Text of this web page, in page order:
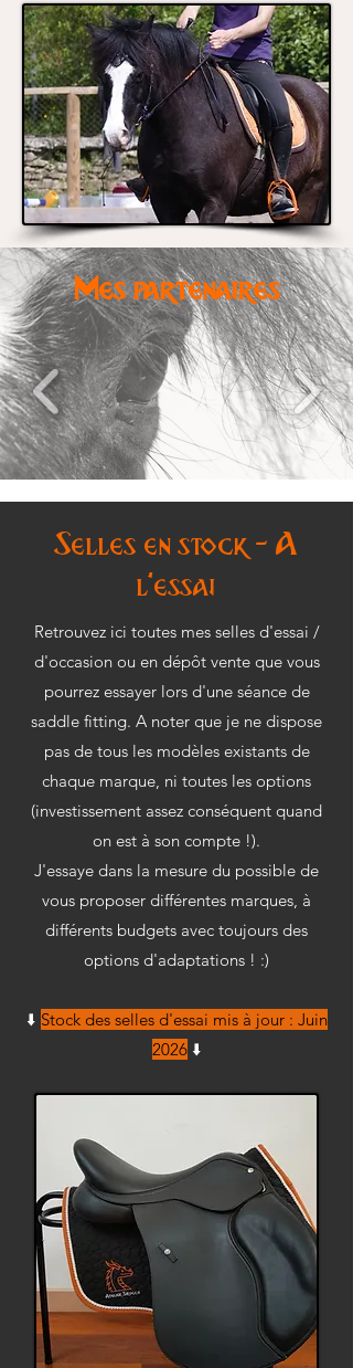
Mes partenaires
Selles en stock - A
l'essai
Retrouvez ici toutes mes selles d'essai /
d'occasion ou en dépôt vente que vous
pourrez essayer lors d'une séance de
saddle fitting. A noter que je ne dispose
pas de tous les modèles existants de
chaque marque, ni toutes les options
(investissement assez conséquent quand
on est à son compte !).
J'essaye dans la mesure du possible de
vous proposer différentes marques, à
différents budgets avec toujours des
options d'adaptations ! :)
⬇️ Stock des selles d'essai mis à jour : Juin
2026⬇️